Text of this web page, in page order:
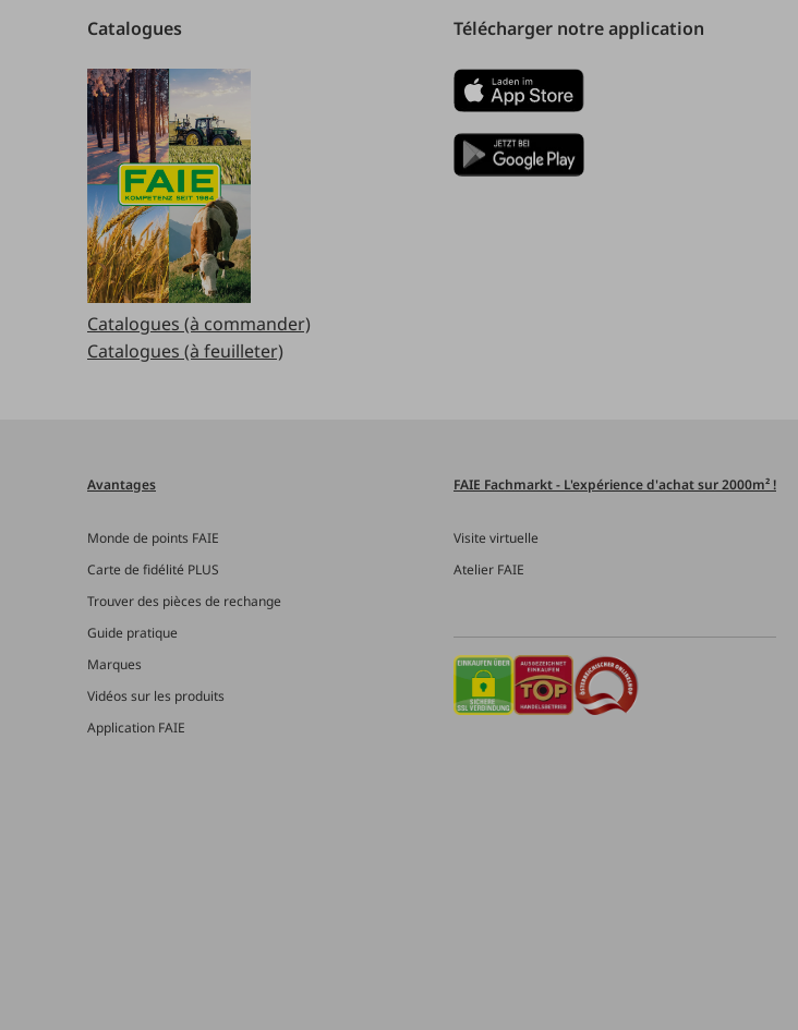
Catalogues
Catalogues (à commander)
Catalogues (à feuilleter)
Télécharger notre application
Avantages
Monde de points FAIE
Carte de fidélité PLUS
Trouver des pièces de rechange
Guide pratique
Marques
Vidéos sur les produits
Application FAIE
FAIE Fachmarkt - L'expérience d'achat sur 2000m² !
Visite virtuelle
Atelier FAIE